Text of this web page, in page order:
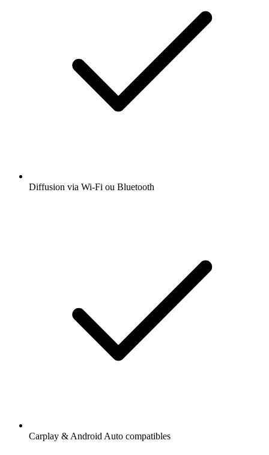
Diffusion via Wi-Fi ou Bluetooth
Carplay & Android Auto compatibles